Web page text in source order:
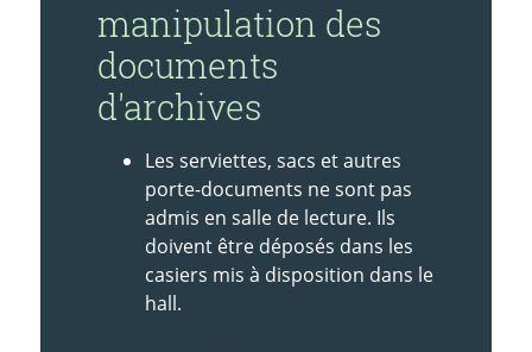
manipulation des
documents
d'archives
Les serviettes, sacs et autres
porte-documents ne sont pas
admis en salle de lecture. Ils
doivent être déposés dans les
casiers mis à disposition dans le
hall.